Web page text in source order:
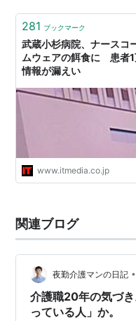
281 ブックマーク
武蔵小杉病院、ナースコ
ムウェアの餌食に 患者1
情報が漏えい
www.itmedia.co.jp
関連ブログ
夜勤介護マンの日記 •
介護職20年の気づ
っている人」か。